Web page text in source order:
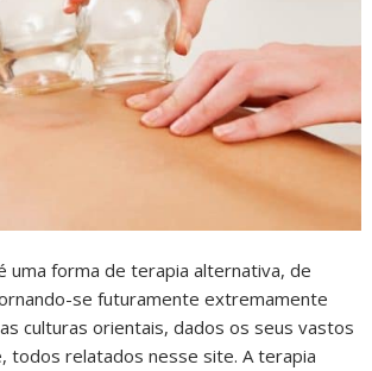
uma forma de terapia alternativa, de
se futuramente extremamente
culturas orientais, dados os seus vastos
todos relatados nesse site. A terapia